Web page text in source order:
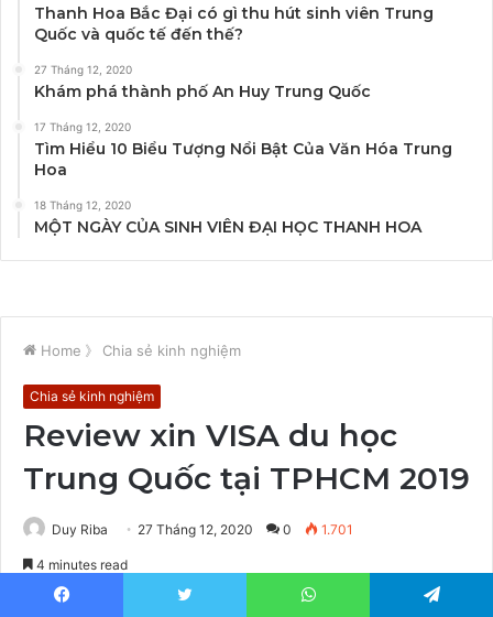
Thanh Hoa Bắc Đại có gì thu hút sinh viên Trung
Quốc và quốc tế đến thế?
27 Tháng 12, 2020
Khám phá thành phố An Huy Trung Quốc
17 Tháng 12, 2020
Tìm Hiểu 10 Biểu Tượng Nổi Bật Của Văn Hóa Trung
Hoa
18 Tháng 12, 2020
MỘT NGÀY CỦA SINH VIÊN ĐẠI HỌC THANH HOA